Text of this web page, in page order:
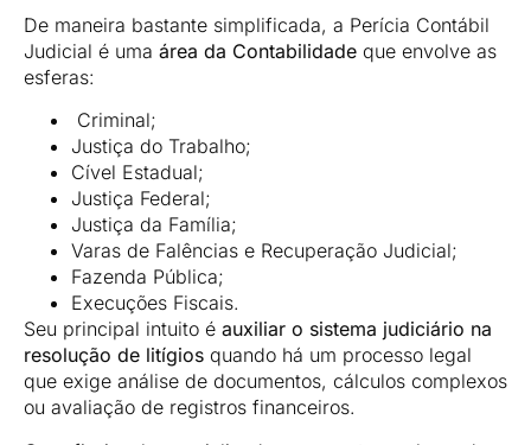
De maneira bastante simplificada, a Perícia Contábil
Judicial é uma área da Contabilidade que envolve as
esferas:
Criminal;
Justiça do Trabalho;
Cível Estadual;
Justiça Federal;
Justiça da Família;
Varas de Falências e Recuperação Judicial;
Fazenda Pública;
Execuções Fiscais.
Seu principal intuito é auxiliar o sistema judiciário na
resolução de litígios quando há um processo legal
que exige análise de documentos, cálculos complexos
ou avaliação de registros financeiros.